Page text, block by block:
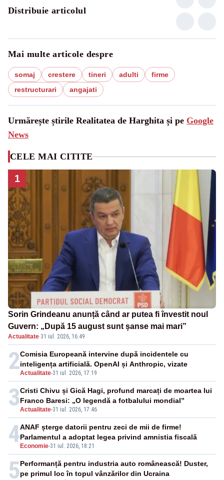
Distribuie articolul
Mai multe articole despre
somaj crestere tineri adulti
firme
restructurari
angajati
Urmărește știrile Realitatea de Harghita și pe Google
News
CELE MAI CITITE
1
Sorin Grindeanu anunță când ar putea fi învestit noul
Guvern: „După 15 august sunt șanse mai mari”
Actualitate·31 iul. 2026, 16:49
2Actualitate-31 iul. 2026, 17:19
Comisia Europeană intervine după incidentele cu
inteligența artificială. OpenAI și Anthropic, vizate
3Actualitate-31 iul. 2026, 17:46
Cristi Chivu și Gică Hagi, profund marcați de moartea lui
Franco Baresi: „O legendă a fotbalului mondial”
4Economie-31 iul. 2026, 18:21
ANAF șterge datorii pentru zeci de mii de firme!
Parlamentul a adoptat legea privind amnistia fiscală
5Performanță pentru industria auto românească! Duster,
pe primul loc în topul vânzărilor din Ucraina